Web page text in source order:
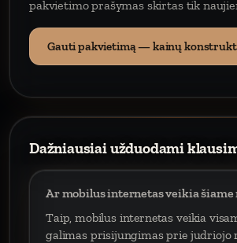
pakvietimo prašymas skirtas tik
Gauti pakvietimą — kainų
Dažniausiai užduodami
Ar mobilus internetas veikia šiame
Taip, mobilus internetas veikia
galimas prisijungimas prie judriojo